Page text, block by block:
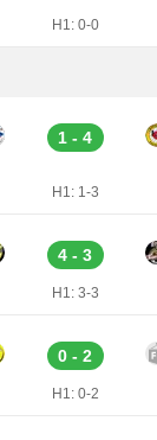
H1: 0-0
1 - 4
H1: 1-3
4 - 3
H1: 3-3
0 - 2
H1: 0-2